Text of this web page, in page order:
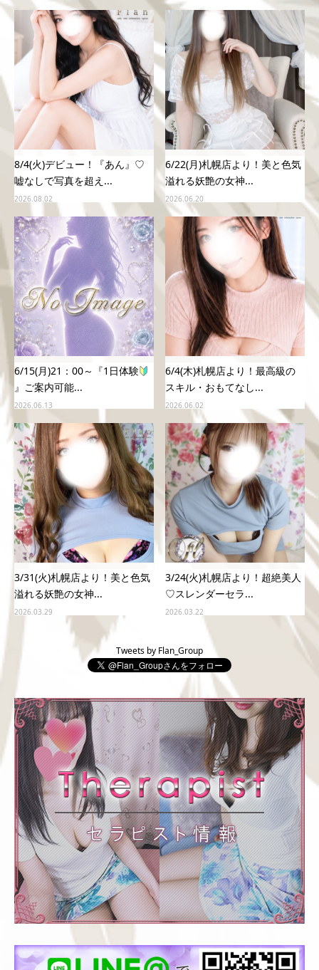
8/4(火)デビュー！『あん』♡
嘘なしで写真を超え...
2026.08.02
6/22(月)札幌店より！美と色気
溢れる妖艶の女神...
2026.06.20
6/15(月)21：00～『1日体験
』ご案内可能...
2026.06.13
6/4(木)札幌店より！最高級の
スキル・おもてなし...
2026.06.02
3/31(火)札幌店より！美と色気
溢れる妖艶の女神...
2026.03.29
3/24(火)札幌店より！超絶美人
♡スレンダーセラ...
2026.03.22
Tweets by Flan_Group